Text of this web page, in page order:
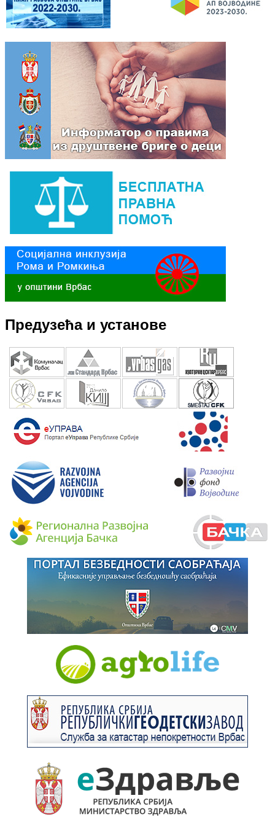
Предузећа и установе